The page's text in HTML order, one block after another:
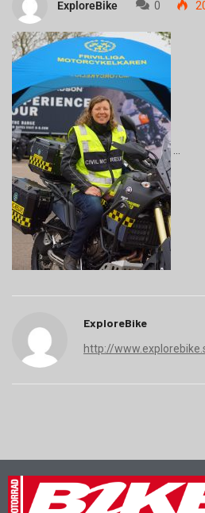
ExploreBike 0
ExploreBike
http://